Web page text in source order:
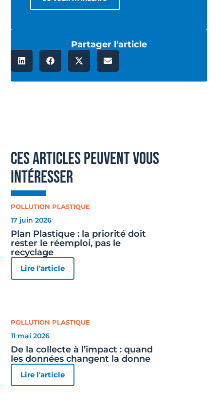
Partager l'article
ces articles peuvent vous
intéresser
POLLUTION PLASTIQUE
17 juin 2026
Plan Plastique : la priorité doit
rester le réemploi, pas le
recyclage
Lire l'article
POLLUTION PLASTIQUE
11 mai 2026
De la collecte à l’impact : quand
les données changent la donne
Lire l'article